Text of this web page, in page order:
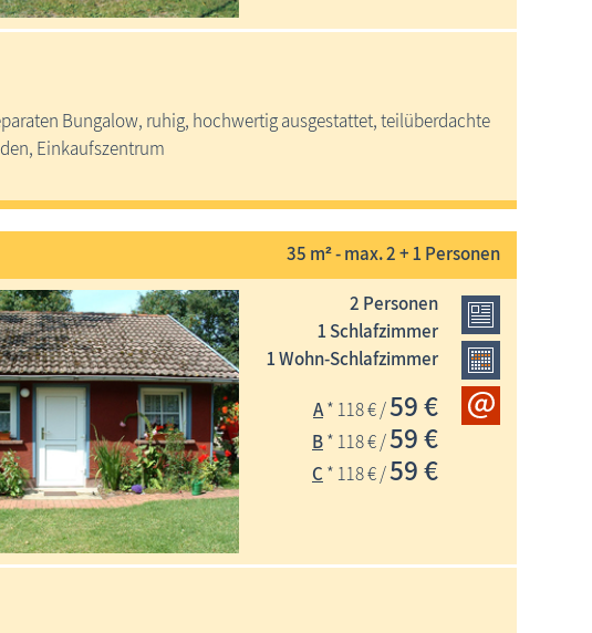
Bungalow, ruhig, hochwertig ausgestattet, teilüberdachte
Einkaufszentrum
35 m² - max. 2 + 1 Personen
2 Personen
1 Schlafzimmer
1 Wohn-Schlafzimmer
A* 118 € /59 €
B* 118 € /59 €
C * 118 € /59 €